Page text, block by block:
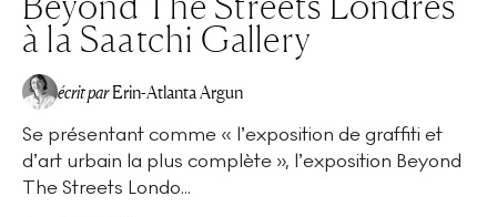
à la Saatchi Gallery
écrit par Erin-Atlanta Argun
Se présentant comme « l’exposition de graffiti et
d’art urbain la plus complète », l’exposition Beyond
The Streets Londo...